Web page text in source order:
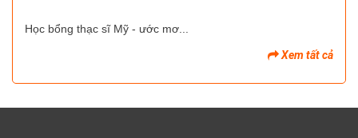
Học bổng thạc sĩ Mỹ - ước mơ...
Xem tất cả